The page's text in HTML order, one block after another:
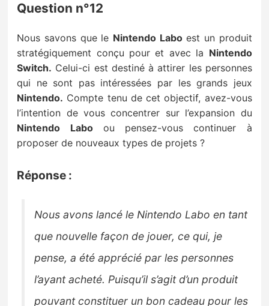
Question n°12
Nous savons que le Nintendo Laboest un produit
stratégiquement conçu pour et avec la Nintendo
Switch. Celui-ci est destiné à attirer les personnes
qui ne sont pas intéressées par les grands jeux
Nintendo. Compte tenu de cet objectif, avez-vous
l’intention de vous concentrer sur l’expansion du
Nintendo Laboou pensez-vous continuer à
proposer de nouveaux types de projets ?
Réponse :
Nous avons lancé le Nintendo Labo en tant
que nouvelle façon de jouer, ce qui, je
pense, a été apprécié par les personnes
l’ayant acheté. Puisqu’il s’agit d’un produit
pouvant constituer un bon cadeau pour les